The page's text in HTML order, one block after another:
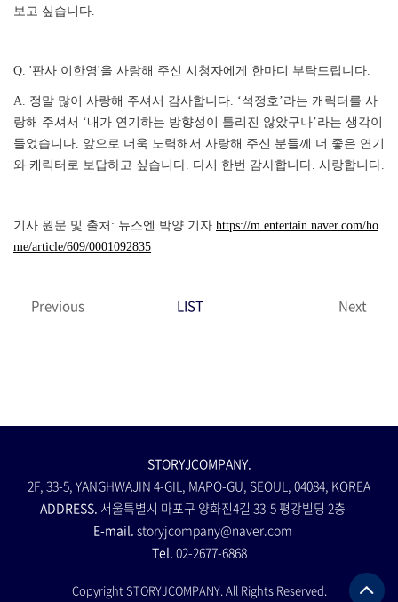
보고 싶습니다.
Q. '판사 이한영'을 사랑해 주신 시청자에게 한마디 부탁드립니다.
A. 정말 많이 사랑해 주셔서 감사합니다. ‘석정호’라는 캐릭터를 사
랑해 주셔서 ‘내가 연기하는 방향성이 틀리진 않았구나’라는 생각이
들었습니다. 앞으로 더욱 노력해서 사랑해 주신 분들께 더 좋은 연기
와 캐릭터로 보답하고 싶습니다. 다시 한번 감사합니다. 사랑합니다.
기사 원문 및 출처: 뉴스엔 박양 기자 https://m.entertain.naver.com/ho
me/article/609/0001092835
Previous LIST Next
STORYJCOMPANY.
2F, 33-5, YANGHWAJIN 4-GIL, MAPO-GU, SEOUL, 04084, KOREA
ADDRESS. 서울특별시 마포구 양화진4길 33-5 평강빌딩 2층
E-mail. storyjcompany@naver.com
Tel. 02-2677-6868
Copyright STORYJCOMPANY. All Rights Reserved.